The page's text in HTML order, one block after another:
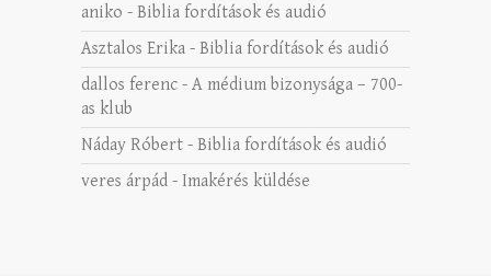
aniko - Biblia fordítások és audió
Asztalos Erika - Biblia fordítások és audió
dallos ferenc - A médium bizonysága – 700-
as klub
Náday Róbert - Biblia fordítások és audió
veres árpád - Imakérés küldése